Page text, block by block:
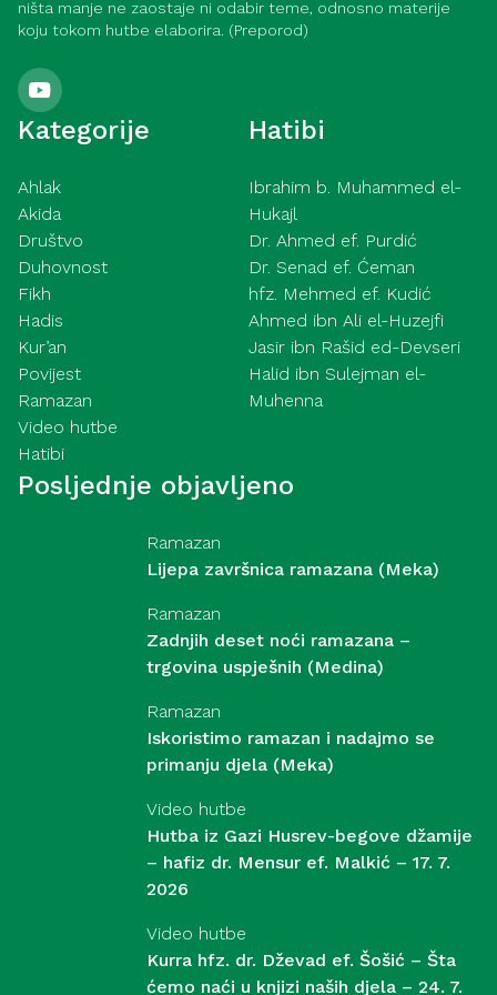
ništa manje ne zaostaje ni odabir teme, odnosno materije
koju tokom hutbe elaborira. (Preporod)
Kategorije
Ahlak
Akida
Društvo
Duhovnost
Fikh
Hadis
Kur’an
Povijest
Ramazan
Video hutbe
Hatibi
Hatibi
Ibrahim b. Muhammed el-
Hukajl
Dr. Ahmed ef. Purdić
Dr. Senad ef. Ćeman
hfz. Mehmed ef. Kudić
Ahmed ibn Ali el-Huzejfi
Jasir ibn Rašid ed-Devseri
Halid ibn Sulejman el-
Muhenna
Posljednje objavljeno
Ramazan
Lijepa završnica ramazana (Meka)
Ramazan
Zadnjih deset noći ramazana –
trgovina uspješnih (Medina)
Ramazan
Iskoristimo ramazan i nadajmo se
primanju djela (Meka)
Video hutbe
Hutba iz Gazi Husrev-begove džamije
– hafiz dr. Mensur ef. Malkić – 17. 7.
2026
Video hutbe
Kurra hfz. dr. Dževad ef. Šošić – Šta
ćemo naći u knjizi naših djela – 24. 7.